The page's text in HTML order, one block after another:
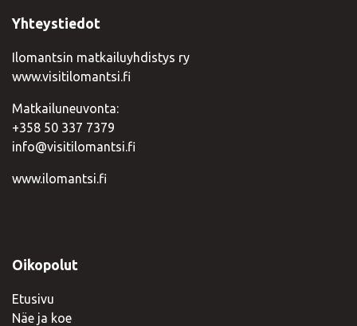
Yhteystiedot
Ilomantsin matkailuyhdistys ry
www.visitilomantsi.fi
Matkailuneuvonta:
+358 50 337 7379
info@visitilomantsi.fi
www.ilomantsi.fi
Oikopolut
Etusivu
Näe ja koe